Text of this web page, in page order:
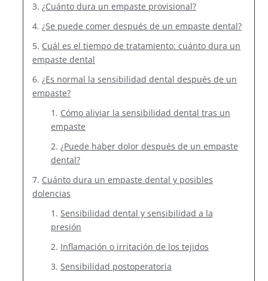
¿Cuánto dura un empaste provisional?
¿Se puede comer después de un empaste dental?
Cuál es el tiempo de tratamiento: cuánto dura un
empaste dental
¿Es normal la sensibilidad dental después de un
empaste?
Cómo aliviar la sensibilidad dental tras un
empaste
¿Puede haber dolor después de un empaste
dental?
Cuánto dura un empaste dental y posibles
dolencias
Sensibilidad dental y sensibilidad a la
presión
Inflamación o irritación de los tejidos
Sensibilidad postoperatoria